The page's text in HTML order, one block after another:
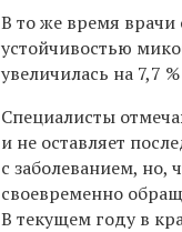
В то же время врачи
устойчивостью
увеличилась на 7,7
Специалисты
и не оставляет
с заболеванием, но,
своевременно
В текущем году в